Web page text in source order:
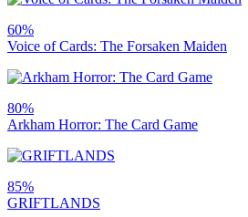
60%
Voice of Cards: The Forsaken Maiden
80%
Arkham Horror: The Card Game
85%
GRIFTLANDS